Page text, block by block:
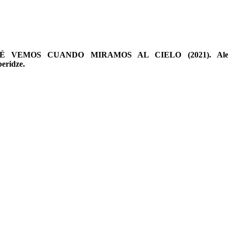
VEMOS CUANDO MIRAMOS AL CIELO (2021).